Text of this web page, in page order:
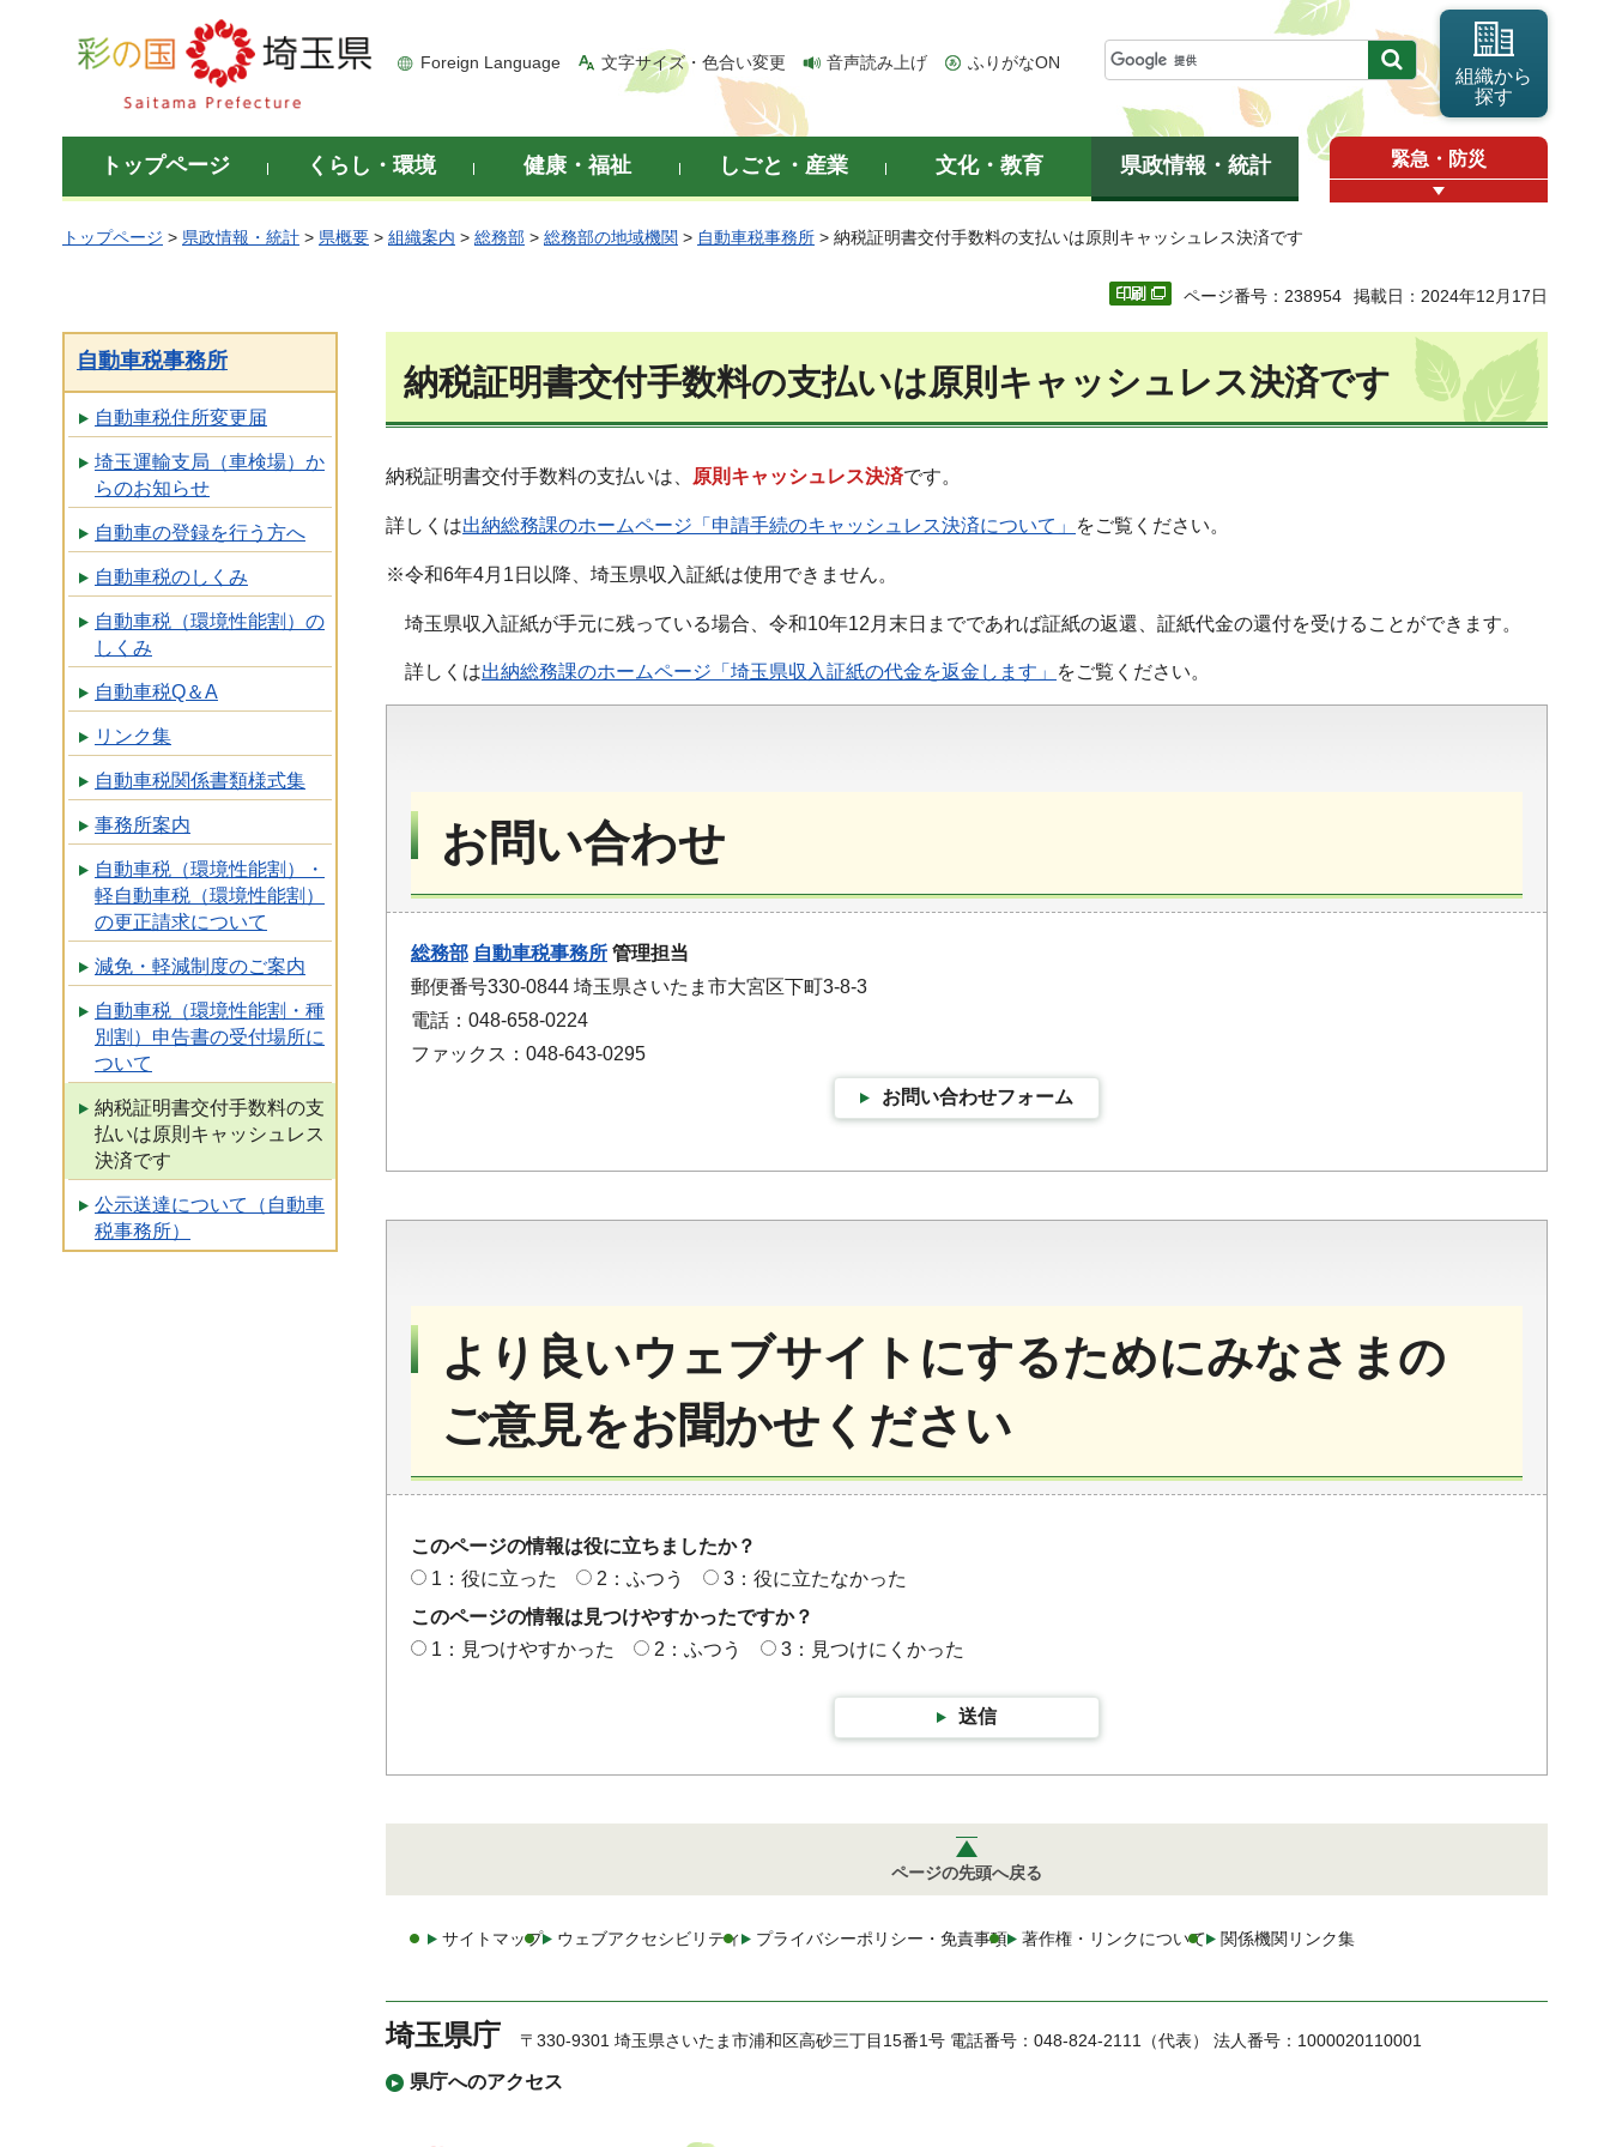
彩の国 埼玉県
Foreign Language 文字サイズ・色合い変更 音声読み上げ ふりがなON
組織から
探す
トップページ くらし・環境 健康・福祉 しごと・産業 文化・教育 県政情報・統計 緊急・防災
トップページ > 県政情報・統計 > 県概要 > 組織案内 > 総務部 > 総務部の地域機関 > 自動車税事務所 > 納税証明書交付手数料の支払いは原則キャッシュレス決済です
ページ番号：238954 掲載日：2024年12月17日
自動車税事務所
自動車税住所変更届
埼玉運輸支局（車検場）か
らのお知らせ
自動車の登録を行う方へ
自動車税のしくみ
自動車税（環境性能割）の
しくみ
自動車税Q＆A
リンク集
自動車税関係書類様式集
事務所案内
自動車税（環境性能割）・
軽自動車税（環境性能割）
の更正請求について
減免・軽減制度のご案内
自動車税（環境性能割・種
別割）申告書の受付場所に
ついて
納税証明書交付手数料の支
払いは原則キャッシュレス
決済です
公示送達について（自動車
税事務所）
納税証明書交付手数料の支払いは原則キャッシュレス決済です
納税証明書交付手数料の支払いは、 原則キャッシュレス決済です。
詳しくは出納総務課のホームページ「申請手続のキャッシュレス決済について」 をご覧ください。
※令和6年4月1日以降、埼玉県収入証紙は使用できません。
埼玉県収入証紙が手元に残っている場合、令和10年12月末日までであれば証紙の返還、証紙代金の還付を受けることができます。
詳しくは出納総務課のホームページ「埼玉県収入証紙の代金を返金します」 をご覧ください。
お問い合わせ
総務部 自動車税事務所 管理担当
郵便番号330-0844 埼玉県さいたま市大宮区下町3-8-3
電話：048-658-0224
ファックス：048-643-0295
お問い合わせフォーム
より良いウェブサイトにするためにみなさまの
ご意見をお聞かせください
このページの情報は役に立ちましたか？
1：役に立った
2：ふつう
3：役に立たなかった
このページの情報は見つけやすかったですか？
1：見つけやすかった
2：ふつう 3：見つけにくかった
送信
ページの先頭へ戻る
サイトマップ ウェブアクセシビリティ プライバシーポリシー・免責事項 著作権・リンクについて 関係機関リンク集
埼玉県庁
県庁へのアクセス
〒330-9301 埼玉県さいたま市浦和区高砂三丁目15番1号 電話番号：048-824-2111（代表） 法人番号：1000020110001